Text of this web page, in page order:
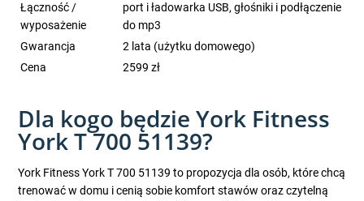
Łączność /
wyposażenie
port i ładowarka USB, głośniki i podłączenie
do mp3
Gwarancja
2 lata (użytku domowego)
Cena
2599 zł
Dla kogo będzie York Fitness
York T 700 51139?
York Fitness York T 700 51139 to propozycja dla osób, które chcą
trenować w domu i cenią sobie komfort stawów oraz czytelną